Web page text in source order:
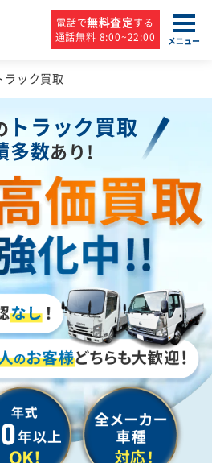
電話で無料査定する
通話無料 8:00~22:00
メニュー
ラック買取
トラック買取
多数あり!